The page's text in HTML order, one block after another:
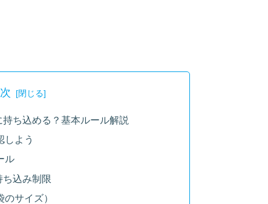
ち込める？基本ルール解説
しよう
ル
ち込み制限
サイズ）